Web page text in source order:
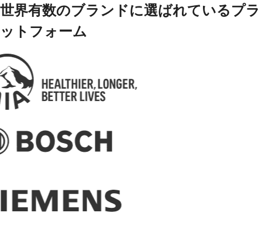
世界有数のブランドに選ばれているプラ
ットフォーム